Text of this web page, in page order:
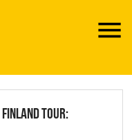
TOUR: